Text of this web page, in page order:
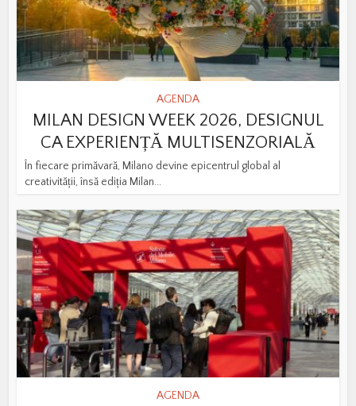
AGENDA
MILAN DESIGN WEEK 2026, DESIGNUL
CA EXPERIENȚĂ MULTISENZORIALĂ
În fiecare primăvară, Milano devine epicentrul global al
creativității, însă ediția Milan...
AGENDA